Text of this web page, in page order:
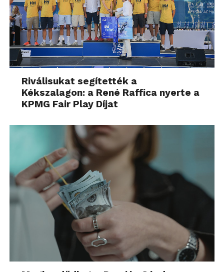
Riválisukat segítették a
Kékszalagon: a René Raffica nyerte a
KPMG Fair Play Díjat